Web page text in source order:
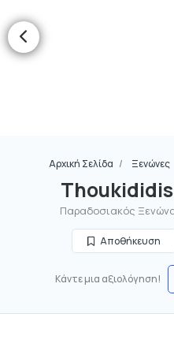
Αρχική Σελίδα Ξενώνες
Παραδοσιακός
Αποθήκευση
Κάντε μια αξιολόγηση!